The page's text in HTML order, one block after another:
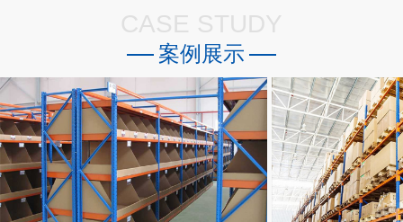
CASE STUDY
案例展示